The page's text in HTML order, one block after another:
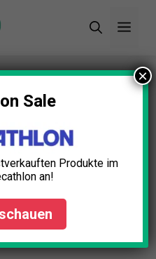
Geschirr Edelstahl
Edelstahl
Sale
Produkte im
an!
×